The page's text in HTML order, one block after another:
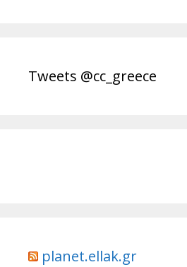
Tweets @cc_greece
planet.ellak.gr